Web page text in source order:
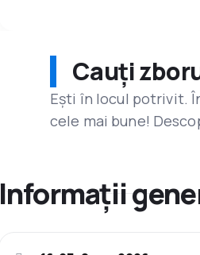
Cauți
Ești în locul potrivit.
cele mai bune!
Informații